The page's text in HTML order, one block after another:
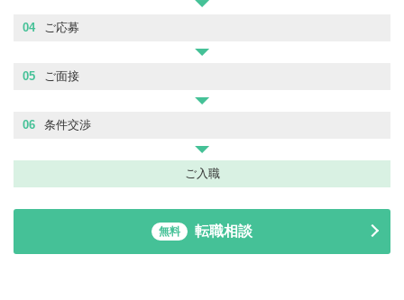
04 ご応募
05 ご面接
06 条件交渉
ご入職
無料 転職相談